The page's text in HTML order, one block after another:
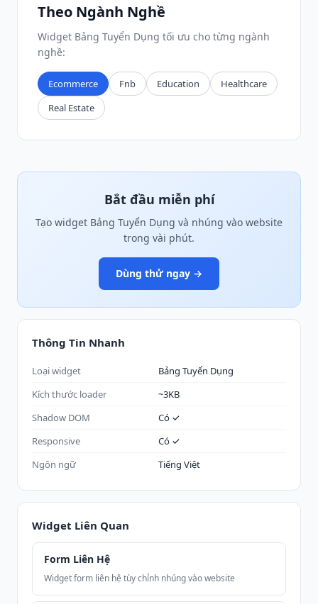
Theo Ngành Nghề
Widget Bảng Tuyển Dụng tối ưu cho từng ngành
nghề:
Ecommerce Fnb Education
Healthcare
Real Estate
Bắt đầu miễn phí
Tạo widget Bảng Tuyển Dụng và nhúng vào website
trong vài phút.
Dùng thử ngay →
Thông Tin Nhanh
Loại widget
Bảng Tuyển Dụng
Kích thước loader
~3KB
Shadow DOM
Có ✓
Responsive
Có ✓
Ngôn ngữ
Tiếng Việt
Widget Liên Quan
Form Liên Hệ
Widget form liên hệ tùy chỉnh nhúng vào website